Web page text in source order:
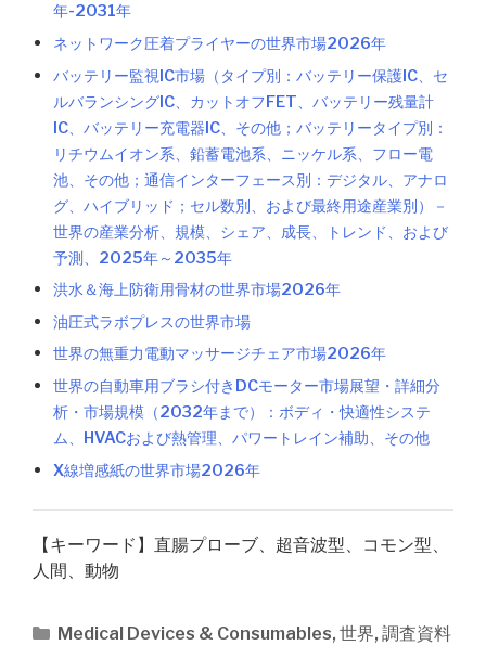
年-2031年
ネットワーク圧着プライヤーの世界市場2026年
バッテリー監視IC市場（タイプ別：バッテリー保護IC、セ
ルバランシングIC、カットオフFET、バッテリー残量計
IC、バッテリー充電器IC、その他；バッテリータイプ別：
リチウムイオン系、鉛蓄電池系、ニッケル系、フロー電
池、その他；通信インターフェース別：デジタル、アナロ
グ、ハイブリッド；セル数別、および最終用途産業別）－
世界の産業分析、規模、シェア、成長、トレンド、および
予測、2025年～2035年
洪水＆海上防衛用骨材の世界市場2026年
油圧式ラボプレスの世界市場
世界の無重力電動マッサージチェア市場2026年
世界の自動車用ブラシ付きDCモーター市場展望・詳細分
析・市場規模（2032年まで）：ボディ・快適性システ
ム、HVACおよび熱管理、パワートレイン補助、その他
X線増感紙の世界市場2026年
【キーワード】直腸プローブ、超音波型、コモン型、
人間、動物
カ
Medical Devices & Consumables, 世界, 調査資料